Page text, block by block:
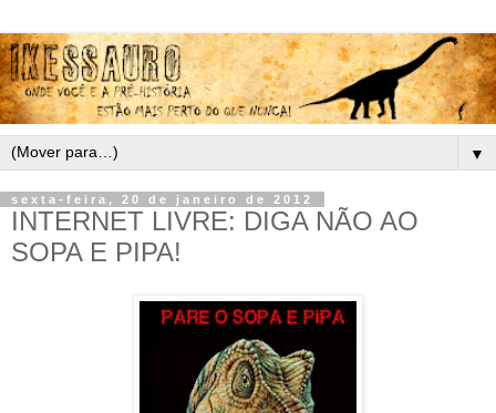
▼
sexta-feira, 20 de janeiro de 2012
INTERNET LIVRE: DIGA NÃO AO
SOPA E PIPA!